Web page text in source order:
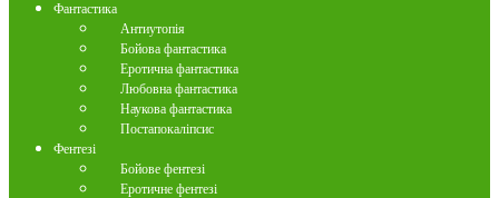
Фантастика
Антиутопія
Бойова фантастика
Еротична фантастика
Любовна фантастика
Наукова фантастика
Постапокаліпсис
Фентезі
Бойове фентезі
Еротичне фентезі